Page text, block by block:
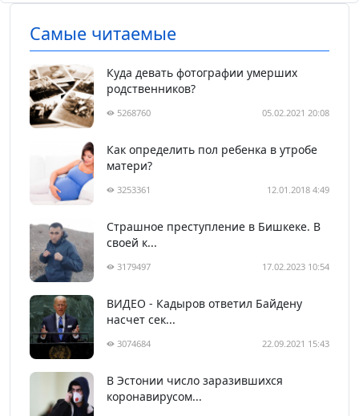
Самые читаемые
Куда девать фотографии умерших
родственников?
5268760 05.02.2021 20:08
Как определить пол ребенка в утробе
матери?
3253361 12.01.2018 4:49
Страшное преступление в Бишкеке. В
своей к...
3179497 17.02.2023 10:54
ВИДЕО - Кадыров ответил Байдену
насчет сек...
3074684 22.09.2021 15:43
В Эстонии число заразившихся
коронавирусом...